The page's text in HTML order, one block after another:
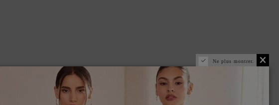
Ne plus montrer.